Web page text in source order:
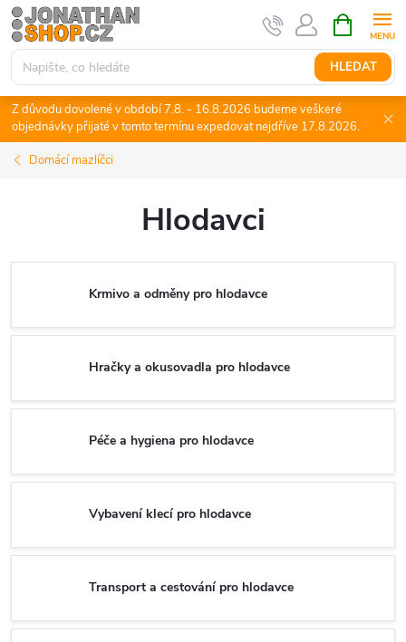
Přejít
na
obsah
HLEDAT
NÁKUPNÍ
KOŠÍK
Z důvodu dovolené v období 7.8. - 16.8.2026 budeme veškeré
objednávky přijaté v tomto termínu expedovat nejdříve 17.8.2026.
Domácí mazlíčci
Hlodavci
Krmivo a odměny pro hlodavce
Hračky a okusovadla pro hlodavce
Péče a hygiena pro hlodavce
Vybavení klecí pro hlodavce
Transport a cestování pro hlodavce